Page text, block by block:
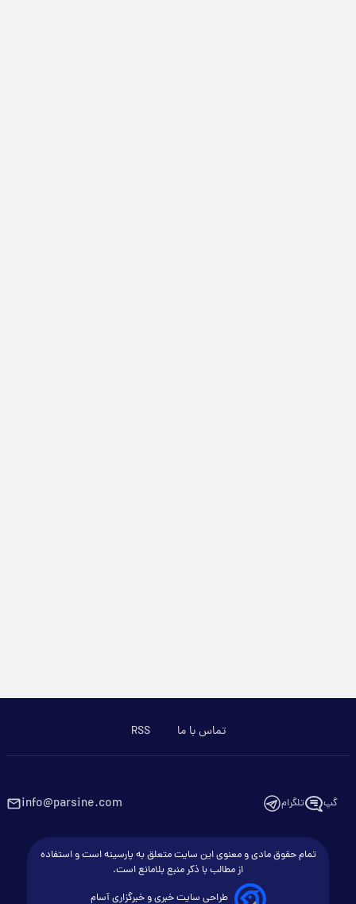
تماس با ما RSS
گپ تلگرام info@parsine.com
تمام حقوق مادی و معنوی این سایت متعلق به پارسینه است و استفاده
از مطالب با ذکر منبع بلامانع است.
طراحی سایت خبری و خبرگزاری آسام